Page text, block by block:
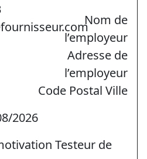
Nom de
l’employeur
Adresse de
l’employeur
Code Postal Ville
2026
Testeur de